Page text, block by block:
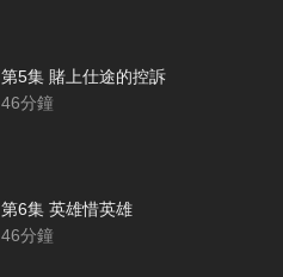
第5集 賭上仕途的控訴
46分鐘
第6集 英雄惜英雄
46分鐘